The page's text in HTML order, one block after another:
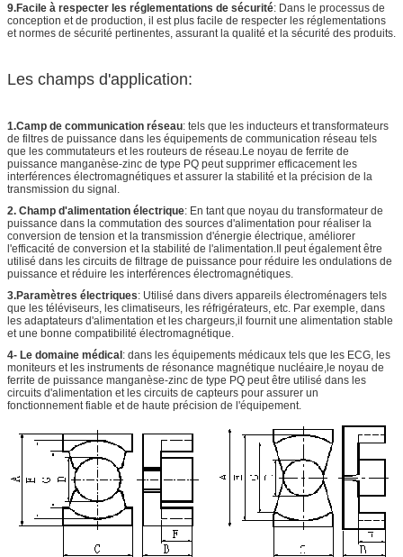
9.Facile à respecter les réglementations de sécurité: Dans le processus de
conception et de production, il est plus facile de respecter les réglementations
et normes de sécurité pertinentes, assurant la qualité et la sécurité des produits.
Les champs d'application:
1.Camp de communication réseau: tels que les inducteurs et transformateurs
de filtres de puissance dans les équipements de communication réseau tels
que les commutateurs et les routeurs de réseau.Le noyau de ferrite de
puissance manganèse-zinc de type PQ peut supprimer efficacement les
interférences électromagnétiques et assurer la stabilité et la précision de la
transmission du signal.
2. Champ d'alimentation électrique: En tant que noyau du transformateur de
puissance dans la commutation des sources d'alimentation pour réaliser la
conversion de tension et la transmission d'énergie électrique, améliorer
l'efficacité de conversion et la stabilité de l'alimentation.Il peut également être
utilisé dans les circuits de filtrage de puissance pour réduire les ondulations de
puissance et réduire les interférences électromagnétiques.
3.Paramètres électriques: Utilisé dans divers appareils électroménagers tels
que les téléviseurs, les climatiseurs, les réfrigérateurs, etc. Par exemple, dans
les adaptateurs d'alimentation et les chargeurs,il fournit une alimentation stable
et une bonne compatibilité électromagnétique.
4- Le domaine médical: dans les équipements médicaux tels que les ECG, les
moniteurs et les instruments de résonance magnétique nucléaire,le noyau de
ferrite de puissance manganèse-zinc de type PQ peut être utilisé dans les
circuits d'alimentation et les circuits de capteurs pour assurer un
fonctionnement fiable et de haute précision de l'équipement.